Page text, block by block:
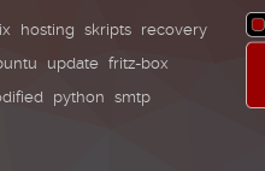
hosting skripts recovery
update fritz-box
python smtp